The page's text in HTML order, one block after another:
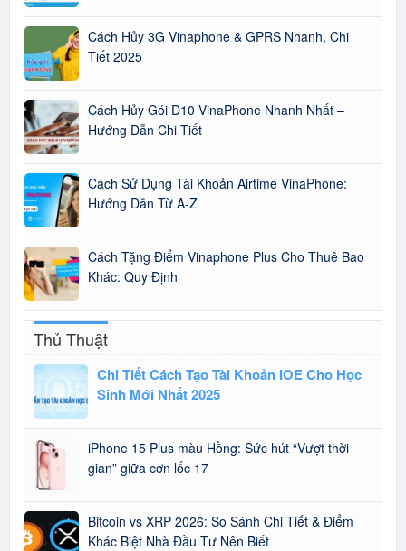
Cách Hủy 3G Vinaphone & GPRS Nhanh, Chi
Tiết 2025
Cách Hủy Gói D10 VinaPhone Nhanh Nhất –
Hướng Dẫn Chi Tiết
Cách Sử Dụng Tài Khoản Airtime VinaPhone:
Hướng Dẫn Từ A-Z
Cách Tặng Điểm Vinaphone Plus Cho Thuê Bao
Khác: Quy Định
Thủ Thuật
Chi Tiết Cách Tạo Tài Khoản IOE Cho Học
Sinh Mới Nhất 2025
iPhone 15 Plus màu Hồng: Sức hút “Vượt thời
gian” giữa cơn lốc 17
Bitcoin vs XRP 2026: So Sánh Chi Tiết & Điểm
Khác Biệt Nhà Đầu Tư Nên Biết